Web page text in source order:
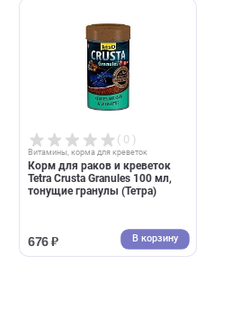
Витамины, корма для креветок
Корм для раков и креветок